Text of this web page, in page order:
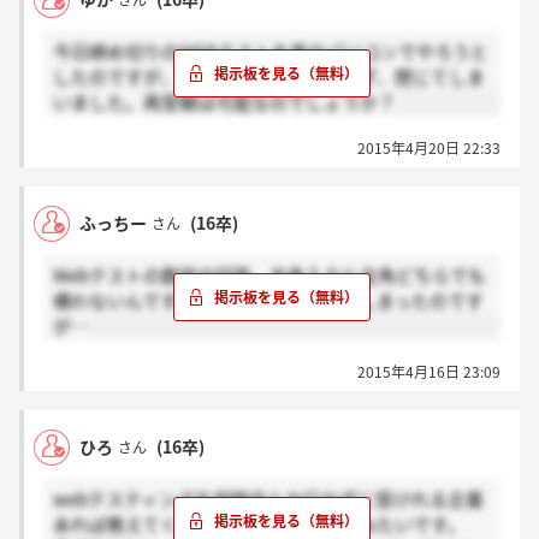
今日締め切りのWEBテストを家のパソコンでやろうと
したのですが、文字がうまく表示されず、閉じてしま
いました。再受験は可能なのでしょうか？
2015年4月20日 22:33
ふっちー さん (16卒)
Webテストの数学の回答、半角入力と全角どちらでも
構わないんですかね？全角で入力してしまったのです
が…
2015年4月16日 23:09
ひろ さん (16卒)
webテスティングを説明会とか行かずに受けれる企業
あれば教えてください！試しに受けてみたいです。